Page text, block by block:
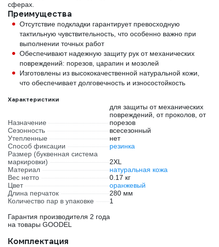
сферах.
Преимущества
Отсутствие подкладки гарантирует превосходную
тактильную чувствительность, что особенно важно при
выполнении точных работ
Обеспечивают надежную защиту рук от механических
повреждений: порезов, царапин и мозолей
Изготовлены из высококачественной натуральной кожи,
что обеспечивает долговечность и износостойкость
Характеристики
Назначение
для защиты от механических
повреждений, от проколов, от
порезов
Сезонность
всесезонный
Утепленные
нет
Способ фиксации
резинка
Размер (буквенная система
маркировки)
2XL
Материал
натуральная кожа
Вес нетто
0.17 кг
Цвет
оранжевый
Длина перчаток
280 мм
Количество пар в упаковке
1
Гарантия производителя 2 года
на товары GOODEL
Комплектация